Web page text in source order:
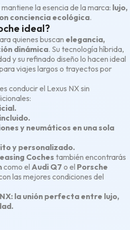
la esencia de la marca: lujo,
conciencia ecológica.
ideal?
quienes buscan elegancia,
dinámica. Su tecnología híbrida,
y su refinado diseño lo hacen ideal
viajes largos o trayectos por
conducir el Lexus NX sin
y neumáticos en una sola
y personalizado.
Cochestambién encontrarás
como el Audi Q7 o el Porsche
las mejores condiciones del
la unión perfecta entre lujo,